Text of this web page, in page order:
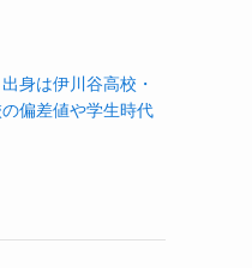
身は伊川谷高校・
偏差値や学生時代